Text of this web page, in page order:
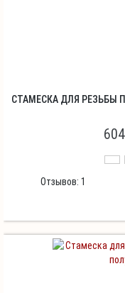
СТАМЕСКА ДЛЯ РЕЗЬБЫ
Отзывов:1